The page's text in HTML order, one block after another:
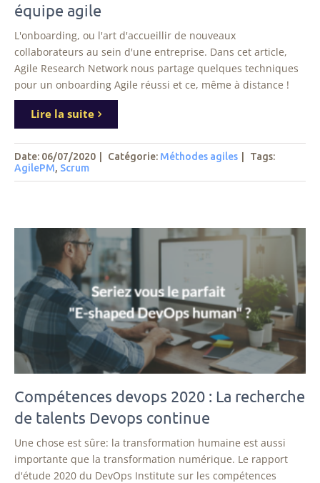
équipe agile
L'onboarding, ou l'art d'accueillir de nouveaux
collaborateurs au sein d'une entreprise. Dans cet article,
Agile Research Network nous partage quelques techniques
pour un onboarding Agile réussi et ce, même à distance !
Lire la suite
Date: 06/07/2020 Catégorie: Méthodes agiles Tags:
AgilePM, Scrum
Compétences devops 2020 : La recherche
de talents Devops continue
Une chose est sûre: la transformation humaine est aussi
importante que la transformation numérique. Le rapport
d'étude 2020 du DevOps Institute sur les compétences